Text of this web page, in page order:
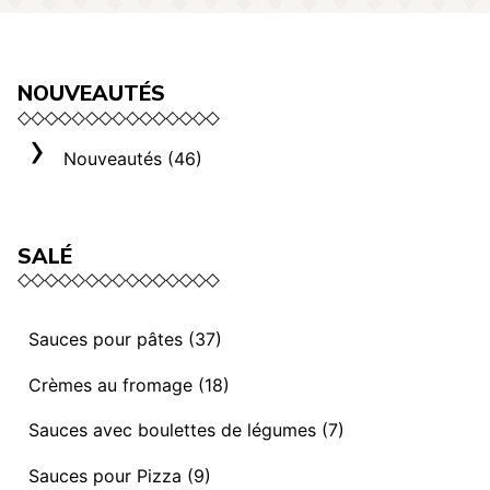
NOUVEAUTÉS
Nouveautés (46)
SALÉ
Sauces pour pâtes (37)
Sauces et ragoûts végétaliens (13)
Sauces “ I mediterranei” (3)
Sauces et ragoûts (14)
Crèmes au fromage (18)
Sélection Rome (3)
Crèmes au fromage (8)
Sauces avec boulettes de légumes (7)
Sauces avec Boulettes de légumes (7)
Sauces pour Pizza (9)